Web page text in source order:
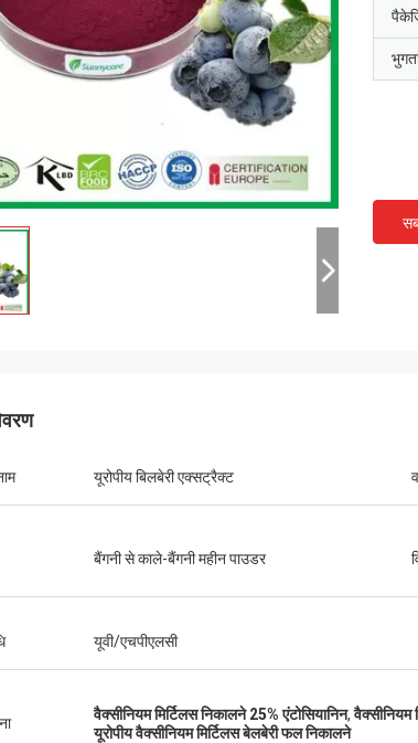
यूरोपीय बिलबेरी एक्सट्रैक्ट
बैंगनी से काले-बैंगनी महीन पाउडर
यूवी/एचपीएलसी
वैक्सीनियम मिर्टिलस निकालने 25% एंटोसियानिन,वैक्सीनियम
यूरोपीय वैक्सीनियम मिर्टिलस बेलबेरी फल निकालने